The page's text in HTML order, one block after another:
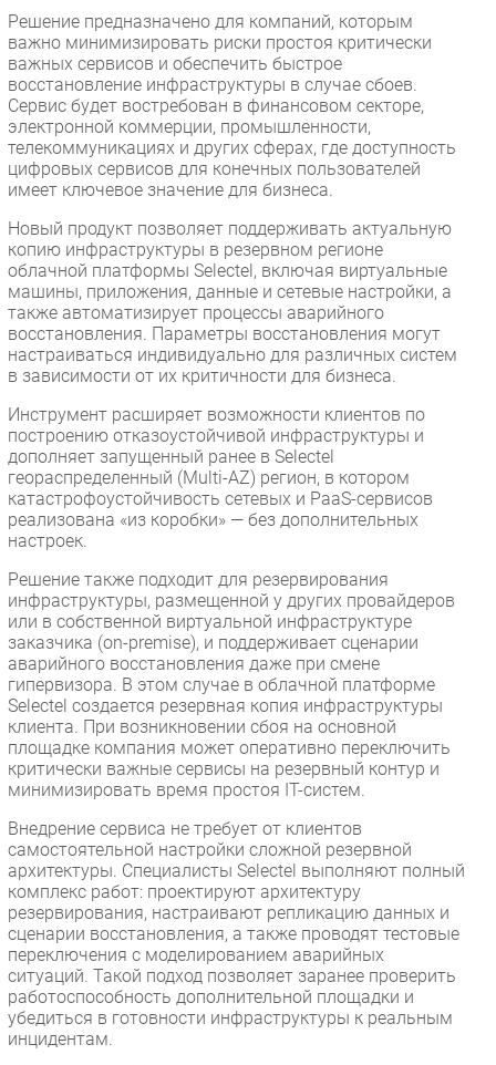
Проекты
IT класс
Тестовый стенд
Каталог компаний
Решение предназначено для компаний, которым
важно минимизировать риски простоя критически
важных сервисов и обеспечить быстрое
восстановление инфраструктуры в случае сбоев.
Сервис будет востребован в финансовом секторе,
электронной коммерции, промышленности,
телекоммуникациях и других сферах, где доступность
цифровых сервисов для конечных пользователей
имеет ключевое значение для бизнеса.
Новый продукт позволяет поддерживать актуальную
копию инфраструктуры в резервном регионе
облачной платформы Selectel, включая виртуальные
машины, приложения, данные и сетевые настройки, а
также автоматизирует процессы аварийного
восстановления. Параметры восстановления могут
настраиваться индивидуально для различных систем
в зависимости от их критичности для бизнеса.
Инструмент расширяет возможности клиентов по
построению отказоустойчивой инфраструктуры и
дополняет запущенный ранее в Selectel
геораспределенный (Multi-AZ) регион, в котором
катастрофоустойчивость сетевых и PaaS-сервисов
реализована «из коробки» — без дополнительных
настроек.
Решение также подходит для резервирования
инфраструктуры, размещенной у других провайдеров
или в собственной виртуальной инфраструктуре
заказчика (on-premise), и поддерживает сценарии
аварийного восстановления даже при смене
гипервизора. В этом случае в облачной платформе
Selectel создается резервная копия инфраструктуры
клиента. При возникновении сбоя на основной
площадке компания может оперативно переключить
критически важные сервисы на резервный контур и
минимизировать время простоя IT-систем.
Внедрение сервиса не требует от клиентов
самостоятельной настройки сложной резервной
архитектуры. Специалисты Selectel выполняют полный
комплекс работ: проектируют архитектуру
резервирования, настраивают репликацию данных и
сценарии восстановления, а также проводят тестовые
переключения с моделированием аварийных
ситуаций. Такой подход позволяет заранее проверить
работоспособность дополнительной площадки и
убедиться в готовности инфраструктуры к реальным
инцидентам.